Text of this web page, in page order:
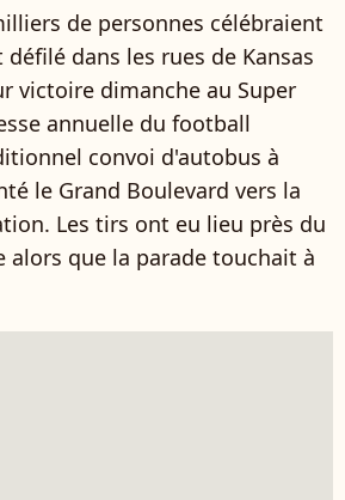
de personnes célébraient
dans les rues de Kansas
victoire dimanche au Super
annuelle du football
convoi d'autobus à
le Grand Boulevard vers la
Les tirs ont eu lieu près du
alors que la parade touchait à